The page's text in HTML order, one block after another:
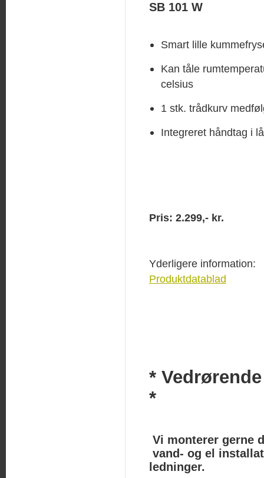
SB 101 W
Smart lille
Kan tåle
celsius
1 stk. trådkurv
Integreret håndtag i
Pris: 2.299,- kr.
Yderligere information:
Produktdatablad
*
*
Vi monterer gerne
vand- og el
ledninger.